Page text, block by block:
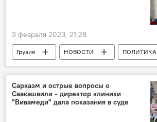
3 февраля 2023, 21:28
Грузия НОВОСТИ
ПОЛИТИКА
Еврокомиссия
Герман Сабо
Георгий Гахария
Хатия Деканоидзе
Сарказм и острые вопросы о
Саакашвили - директор клиники
"Вивамеди" дала показания в суде